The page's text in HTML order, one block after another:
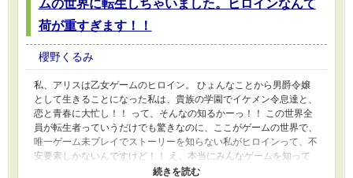
ムの世界に転生しちゃいました。ヒロインなんて
荷が重すぎます！！
櫻野くるみ
私、アリスは乙女ゲームのヒロイン。 ひょんなことから男爵令嬢
として生きることになった私は、貴族の学園でイケメン令息達と、
恋と青春に大忙し！！ って、そんなの知るかーっ！！ この世界全
員が転生者っていうだけでも驚きなのに、ここがゲームの世界で、
唯一ゲーム未プレイでストーリーを知らない私がヒロインって、不
安要素しかないんですけど！！ え、本当にみんなゲームを知って
る人しかいないの？ こんなの荷が重すぎる！！ なのにみんなやけ